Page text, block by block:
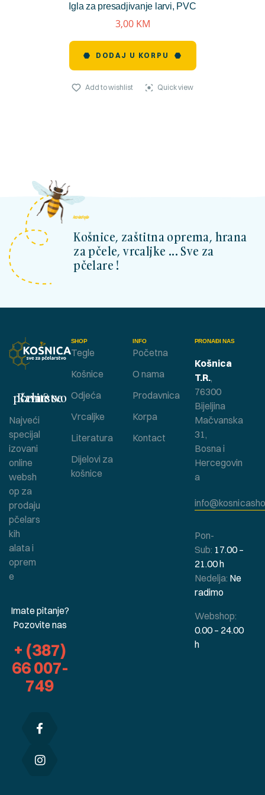
Igla za presadjivanje larvi, PVC
reviews)
3,00 KM
DODAJ U KORPU
Add to wishlist Quick view
kosnicashop.ba
Košnice, zaštitna oprema, hrana
za pčele, vrcaljke ... Sve za
pčelare !
SHOP
Tegle
Košnice
Odjeća
Vrcaljke
Literatura
Dijelovi za
košnice
INFO
Početna
O nama
Prodavnica
Korpa
Kontact
Bavite se pčelarstvom ?
Najveći
specijal
izovani
online
websh
op za
prodaju
pčelars
kih
alata i
oprem
e
Imate pitanje?
Pozovite nas
+ (387)
66 007-
749
PRONAĐI NAS
Košnica
T.R.,
76300
Bijeljina
Mačvanska
31,
Bosna i
Hercegovin
a
Pon-
Sub: 17.00 –
21.00 h
Nedelja: Ne
radimo
Webshop:
0.00 – 24.00
h